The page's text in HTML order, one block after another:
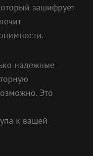
зашифрует
надежные
Это
к вашей